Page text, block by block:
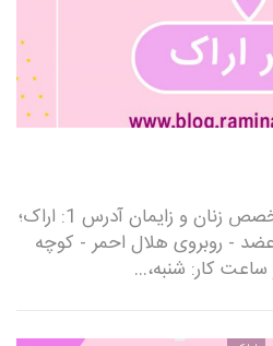
دکتر زهرا کمال آرا جراح متخصص زنان و زایمان آدرس 1: اراک؛
- روبروی هلال احمر - کوچه
کار: شنبه،…